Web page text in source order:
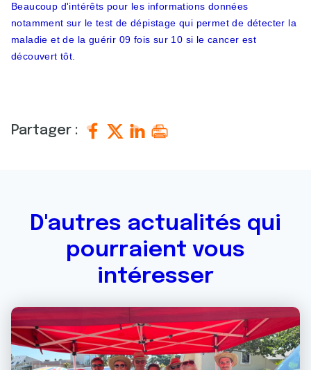
Beaucoup d'intérêts pour les informations données
notamment sur le test de dépistage qui permet de détecter la
maladie et de la guérir 09 fois sur 10 si le cancer est
découvert tôt.
Partager :
D'autres actualités qui
pourraient vous
intéresser